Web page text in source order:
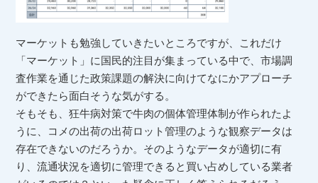
マーケットも勉強していきたいところですが、これだけ
「マーケット」に国民的注目が集まっている中で、市場調
査作業を通じた政策課題の解決に向けてなにかアプローチ
ができたら面白そうな気がする。
そもそも、狂牛病対策で牛肉の個体管理体制が作られたよ
うに、コメの出荷の出荷ロット管理のような観察データは
存在できないのだろうか。そのようなデータが適切に有
り、流通状況を適切に管理できると買い占めしている業者